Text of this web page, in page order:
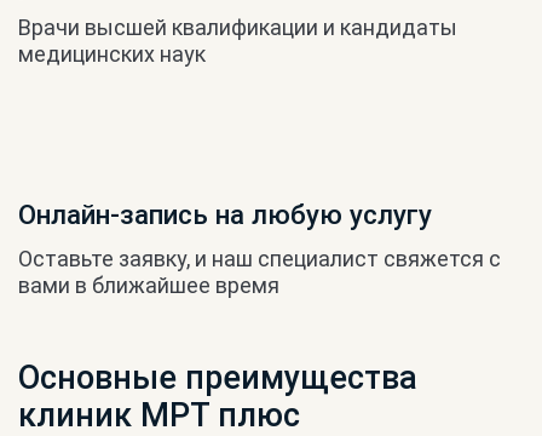
Врачи высшей квалификации и кандидаты
медицинских наук
Онлайн-запись на любую услугу
Оставьте заявку, и наш специалист свяжется с
вами в ближайшее время
Основные преимущества
клиник МРТ плюс